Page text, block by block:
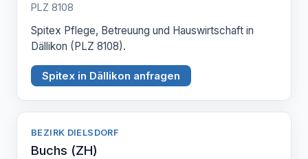
PLZ 8108
Spitex Pflege, Betreuung und Hauswirtschaft in
Dällikon (PLZ 8108).
Spitex in Dällikon anfragen
BEZIRK DIELSDORF
Buchs (ZH)